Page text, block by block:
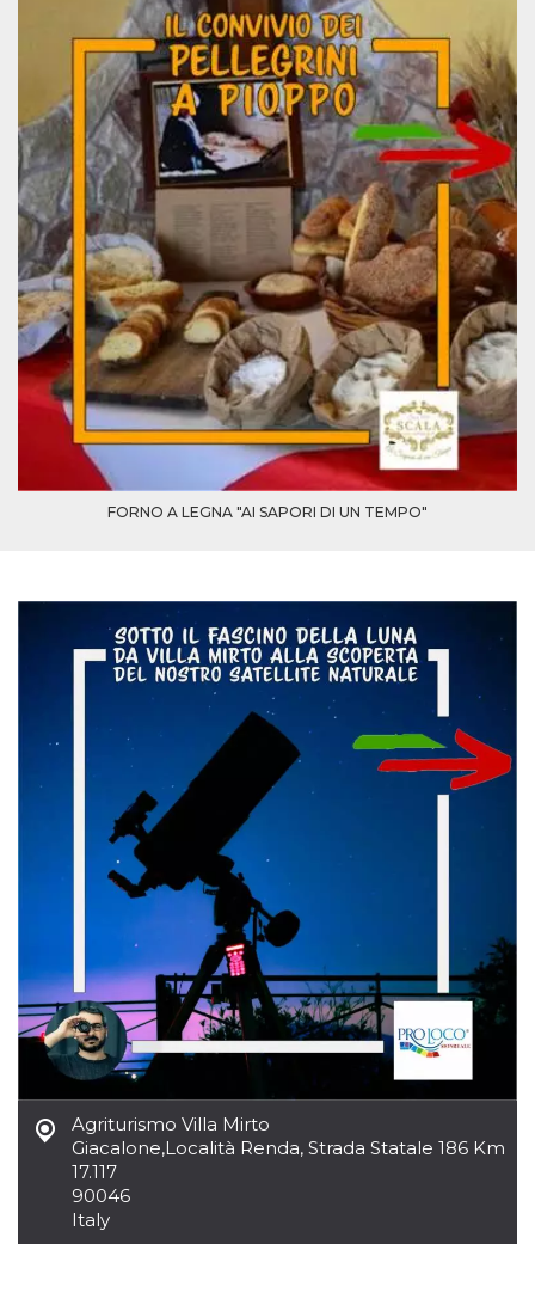
Agriturismo Villa Mirto
Giacalone,Località Renda, Strada Statale 186 Km
17.117
90046
Italy
FORNO A LEGNA "AI SAPORI DI UN TEMPO"